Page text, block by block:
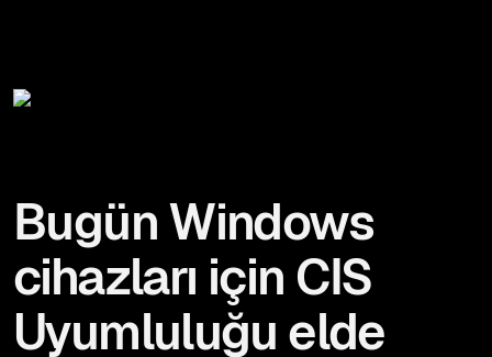
Bugün Windows
cihazları için CIS
Uyumluluğu elde